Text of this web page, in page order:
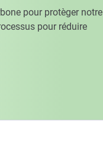
pour protèger notre
pour réduire